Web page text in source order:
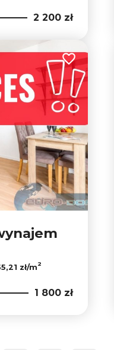
2 200 zł
Dodaj do
zł/m2
1 800 zł